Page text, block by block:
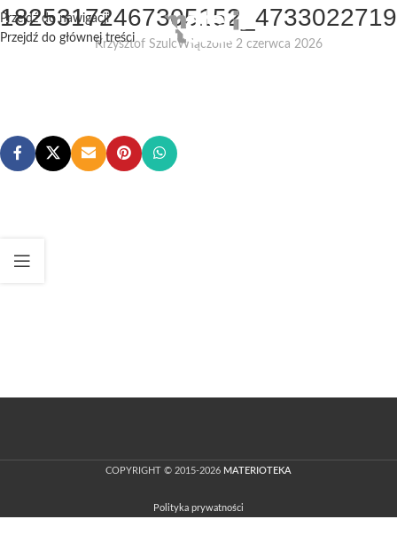
Przejdź do nawigacji
Przejdź do głównej treści
Krzysztof SzulcWłączone 2 czerwca 2026
COPYRIGHT © 2015-2026 MATERIOTEKA
Polityka prywatności